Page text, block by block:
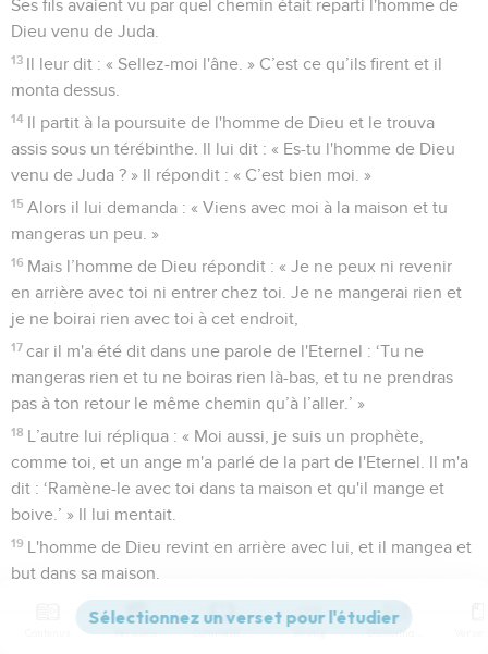
Ses fils avaient vu par quel chemin était reparti l'homme de
Dieu venu de Juda.
13 Il leur dit : « Sellez-moi l'âne. » C’est ce qu’ils firent et il
monta dessus.
14 Il partit à la poursuite de l'homme de Dieu et le trouva
assis sous un térébinthe. Il lui dit : « Es-tu l'homme de Dieu
venu de Juda ? » Il répondit : « C’est bien moi. »
15 Alors il lui demanda : « Viens avec moi à la maison et tu
mangeras un peu. »
16 Mais l’homme de Dieu répondit : « Je ne peux ni revenir
en arrière avec toi ni entrer chez toi. Je ne mangerai rien et
je ne boirai rien avec toi à cet endroit,
17 car il m'a été dit dans une parole de l'Eternel : ‘Tu ne
mangeras rien et tu ne boiras rien là-bas, et tu ne prendras
pas à ton retour le même chemin qu’à l’aller.’ »
18 L’autre lui répliqua : « Moi aussi, je suis un prophète,
comme toi, et un ange m'a parlé de la part de l'Eternel. Il m'a
dit : ‘Ramène-le avec toi dans ta maison et qu'il mange et
boive.’ » Il lui mentait.
19 L'homme de Dieu revint en arrière avec lui, et il mangea et
but dans sa maison.
Le prophète est condamné
Versions Commentaires Strong